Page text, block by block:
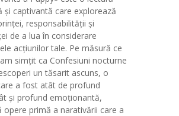
și captivantă care explorează
responsabilității și
de a lua în considerare
acțiunilor tale. Pe măsură ce
simțit ca Confesiuni nocturne
un tăsarit ascuns, o
a fost atât de profund
și profund emoționantă,
opere primă a narativării care a